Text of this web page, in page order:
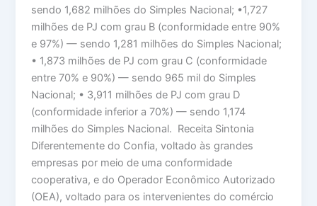
sendo 1,682 milhões do Simples Nacional; •1,727
milhões de PJ com grau B (conformidade entre 90%
e 97%) — sendo 1,281 milhões do Simples Nacional;
• 1,873 milhões de PJ com grau C (conformidade
entre 70% e 90%) — sendo 965 mil do Simples
Nacional; • 3,911 milhões de PJ com grau D
(conformidade inferior a 70%) — sendo 1,174
milhões do Simples Nacional. Receita Sintonia
Diferentemente do Confia, voltado às grandes
empresas por meio de uma conformidade
cooperativa, e do Operador Econômico Autorizado
(OEA), voltado para os intervenientes do comércio